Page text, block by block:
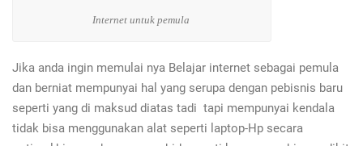
Internet untuk pemula
Jika anda ingin memulai nya Belajar internet sebagai pemula
dan berniat mempunyai hal yang serupa dengan pebisnis baru
seperti yang di maksud diatas tadi tapi mempunyai kendala
tidak bisa menggunakan alat seperti laptop-Hp secara